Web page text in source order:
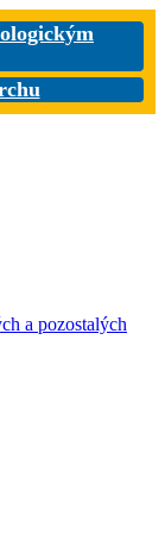
a pozostalých